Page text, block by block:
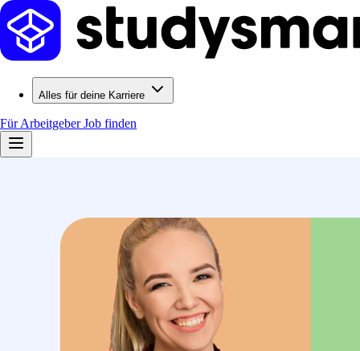
Alles für deine Karriere
Für ArbeitgeberJob finden